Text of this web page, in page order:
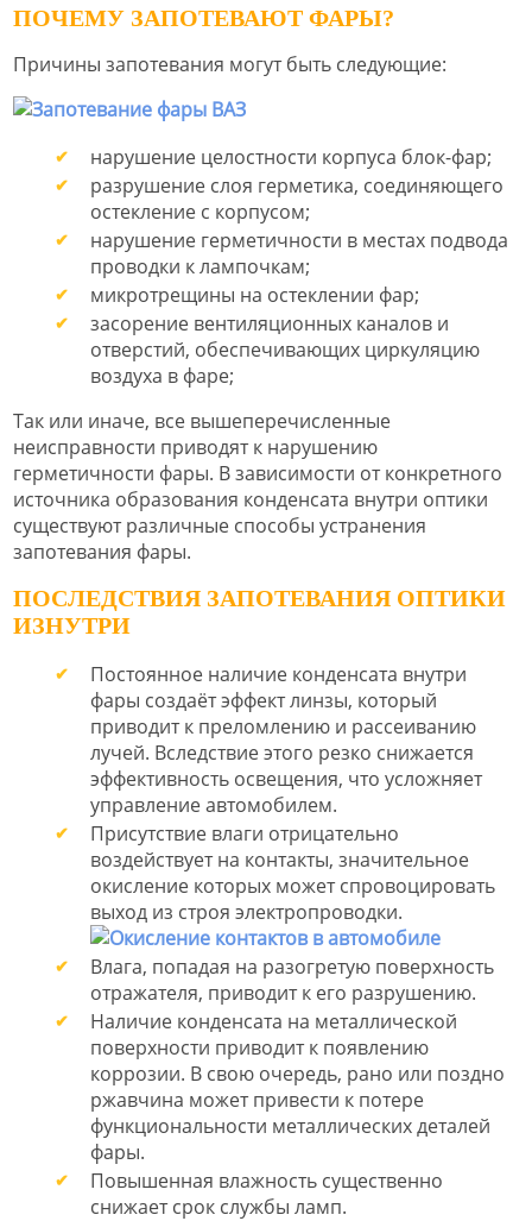
ПОЧЕМУ ЗАПОТЕВАЮТ ФАРЫ?
Причины запотевания могут быть следующие:
нарушение целостности корпуса блок-фар;
разрушение слоя герметика, соединяющего
остекление с корпусом;
нарушение герметичности в местах подвода
проводки к лампочкам;
микротрещины на остеклении фар;
засорение вентиляционных каналов и
отверстий, обеспечивающих циркуляцию
воздуха в фаре;
Так или иначе, все вышеперечисленные
неисправности приводят к нарушению
герметичности фары. В зависимости от конкретного
источника образования конденсата внутри оптики
существуют различные способы устранения
запотевания фары.
ПОСЛЕДСТВИЯ ЗАПОТЕВАНИЯ ОПТИКИ
ИЗНУТРИ
Постоянное наличие конденсата внутри
фары создаёт эффект линзы, который
приводит к преломлению и рассеиванию
лучей. Вследствие этого резко снижается
эффективность освещения, что усложняет
управление автомобилем.
Присутствие влаги отрицательно
воздействует на контакты, значительное
окисление которых может спровоцировать
выход из строя электропроводки.
Влага, попадая на разогретую поверхность
отражателя, приводит к его разрушению.
Наличие конденсата на металлической
поверхности приводит к появлению
коррозии. В свою очередь, рано или поздно
ржавчина может привести к потере
функциональности металлических деталей
фары.
Повышенная влажность существенно
снижает срок службы ламп.